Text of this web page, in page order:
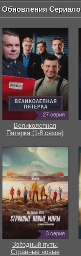
Обновления
27 серия
Великолепная
Пятерка (1-8 сезон)
3 серия
Звёздный путь:
Странные новые